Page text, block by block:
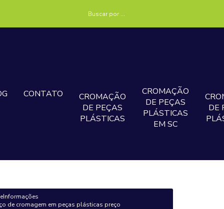
CONTATO
CROMAÇÃO
DE PEÇAS
PLÁSTICAS
CROMAÇÃO
DE PEÇAS
PLÁSTICAS
EM SC
DE
Informações
de cromagem em peças plásticas preço